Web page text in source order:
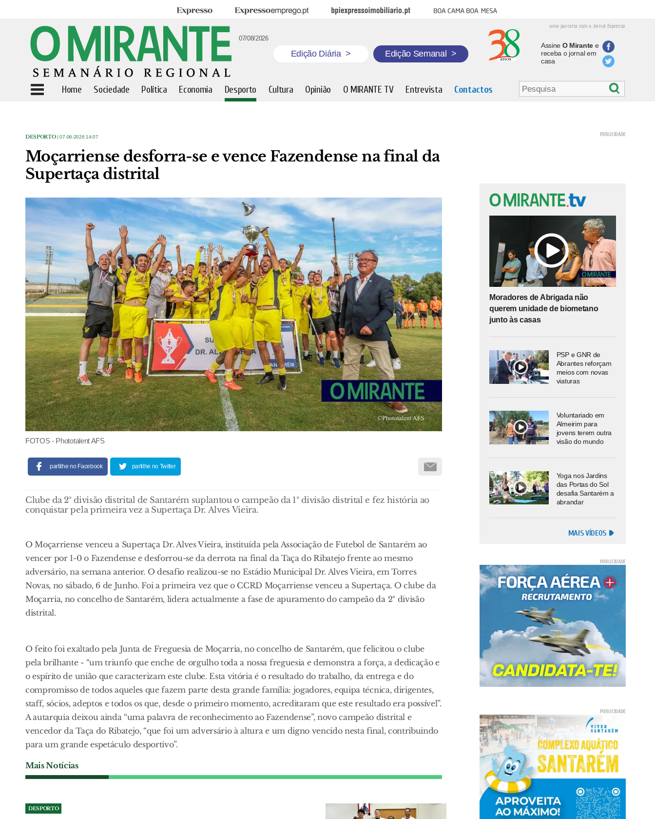
Expresso Expresso Emprego BPI Expresso Imobiliário Boa cama boa mesa
uma parceria com o Jornal Expresso
07/08/2026
Edição Diária > Edição Semanal >
Assine O Mirantee
receba o jornal em
casa
Home Sociedade Política Economia Desporto Cultura Opinião O MIRANTE TV Entrevista Contactos
DESPORTO| 07-06-2026 14:07
Moçarriense desforra-se e vence Fazendense na final da
Supertaça distrital
FOTOS - Phototalent AFS
partilhe no Facebook partilhe no Twitter
Clube da 2ª divisão distrital de Santarém suplantou o campeão da 1ª divisão distrital e fez história ao
conquistar pela primeira vez a Supertaça Dr. Alves Vieira.
O Moçarriense venceu a Supertaça Dr. Alves Vieira, instituída pela Associação de Futebol de Santarém ao
vencer por 1-0 o Fazendense e desforrou-se da derrota na final da Taça do Ribatejo frente ao mesmo
adversário, na semana anterior. O desafio realizou-se no Estádio Municipal Dr. Alves Vieira, em Torres
Novas, no sábado, 6 de Junho. Foi a primeira vez que o CCRD Moçarriense venceu a Supertaça. O clube da
Moçarria, no concelho de Santarém, lidera actualmente a fase de apuramento do campeão da 2ª divisão
distrital.
O feito foi exaltado pela Junta de Freguesia de Moçarria, no concelho de Santarém, que felicitou o clube
pela brilhante - “um triunfo que enche de orgulho toda a nossa freguesia e demonstra a força, a dedicação e
o espírito de união que caracterizam este clube. Esta vitória é o resultado do trabalho, da entrega e do
compromisso de todos aqueles que fazem parte desta grande família: jogadores, equipa técnica, dirigentes,
staff, sócios, adeptos e todos os que, desde o primeiro momento, acreditaram que este resultado era possível”.
A autarquia deixou ainda “uma palavra de reconhecimento ao Fazendense”, novo campeão distrital e
vencedor da Taça do Ribatejo, “que foi um adversário à altura e um digno vencido nesta final, contribuindo
para um grande espetáculo desportivo”.
Mais Notícias
DESPORTO
Moradores de Abrigada não
querem unidade de biometano
junto às casas
PSP e GNR de
Abrantes reforçam
meios com novas
viaturas
Voluntariado em
Almeirim para
jovens terem outra
visão do mundo
Yoga nos Jardins
das Portas do Sol
desafia Santarém a
abrandar
MAIS VÍDEOS